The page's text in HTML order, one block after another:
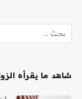
شاهد ما يقرأه